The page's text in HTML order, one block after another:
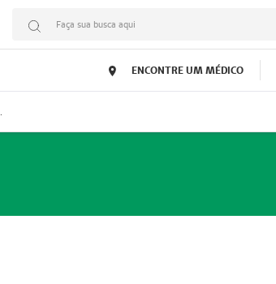
Faça sua busca aqui
ENCONTRE UM MÉDICO
5)